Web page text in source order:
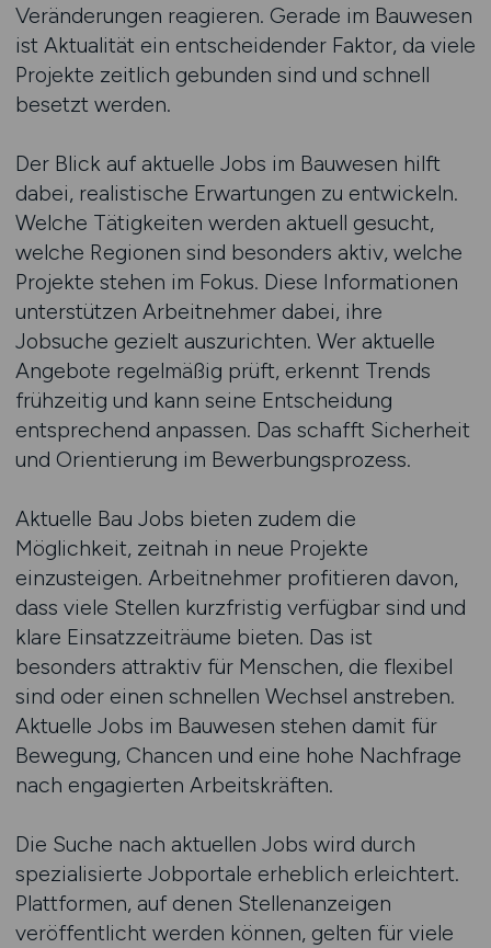
Veränderungen reagieren. Gerade im Bauwesen
ist Aktualität ein entscheidender Faktor, da viele
Projekte zeitlich gebunden sind und schnell
besetzt werden.
Der Blick auf aktuelle Jobs im Bauwesen hilft
dabei, realistische Erwartungen zu entwickeln.
Welche Tätigkeiten werden aktuell gesucht,
welche Regionen sind besonders aktiv, welche
Projekte stehen im Fokus. Diese Informationen
unterstützen Arbeitnehmer dabei, ihre
Jobsuche gezielt auszurichten. Wer aktuelle
Angebote regelmäßig prüft, erkennt Trends
frühzeitig und kann seine Entscheidung
entsprechend anpassen. Das schafft Sicherheit
und Orientierung im Bewerbungsprozess.
Aktuelle Bau Jobs bieten zudem die
Möglichkeit, zeitnah in neue Projekte
einzusteigen. Arbeitnehmer profitieren davon,
dass viele Stellen kurzfristig verfügbar sind und
klare Einsatzzeiträume bieten. Das ist
besonders attraktiv für Menschen, die flexibel
sind oder einen schnellen Wechsel anstreben.
Aktuelle Jobs im Bauwesen stehen damit für
Bewegung, Chancen und eine hohe Nachfrage
nach engagierten Arbeitskräften.
Die Suche nach aktuellen Jobs wird durch
spezialisierte Jobportale erheblich erleichtert.
Plattformen, auf denen Stellenanzeigen
veröffentlicht werden können, gelten für viele